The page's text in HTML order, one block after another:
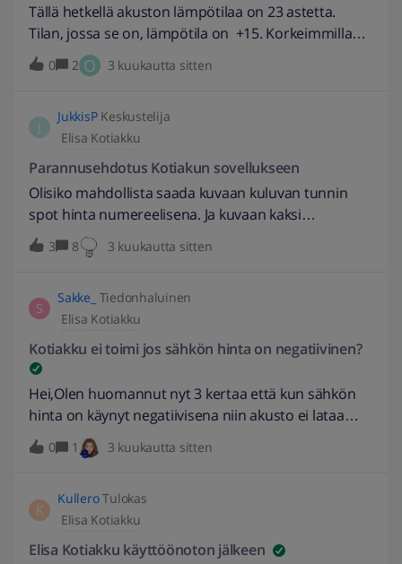
Tällä hetkellä akuston lämpötilaa on 23 astetta.
Tilan, jossa se on, lämpötila on +15. Korkeimmillaan
lämpötila on ollut 27 astetta. Lämpötila näkyy
sovelluksessa laitteen tiedoissa. Mikä akuston
kahdesti ollut lämpötilasta yhteydessä
asiakaspalveluun ja saanut vähän ristiriitaista tietoa.
Akustossa on ilmeisesti lämmittimet? Ja ne tietenkin
kuluttaa sähköä. Paljonko akuston toiminnat
kuluttavat sähköä? Keskustelin asiasta AinoIrmelin
kanssa ja se oli sitä mieltä, että Huawein akusto
kuluttaisi sähköä jopa 600-800 kWh vuodessa, joka
akkua paneelien tuottamasta sähköstä meni
myyntiin noin 1200 kWh. Jos akun kulutus on noin
ajatellusta hyödystä.
0 2 O 3 kuukautta sitten
JukkisP Keskustelija
Elisa Kotiakku
Parannusehdotus Kotiakun sovellukseen
Olisiko mahdollista saada kuvaan kuluvan tunnin
spot hinta numereelisena. Ja kuvaan kaksi
kuukauden keskihinta. Mikä päivittyy aina kun
vuorokausi vaihtuu. Helpottaa vertailua sähkön
5.5.2026 // Tarkennettu otsikkoa. -eepuska
3 8 3 kuukautta sitten
S
Sakke_ Tiedonhaluinen
Elisa Kotiakku
Kotiakku ei toimi jos sähkön hinta on negatiivinen?
Hei,Olen huomannut nyt 3 kertaa että kun sähkön
hinta on käynyt negatiivisena niin akusto ei lataa
akkua ja mikä pahinta akusto menee jumiin. Kun
sähkön hinta on negatiivinen niin akusto ei aloita
uudestaan vasta kun koko järjestelmästä käyttää
virrat pois ja käynnistää koko laitteiston uudestaan.
Esim eilen sähkön hinta kävi negatiivisena ja akku
0 1 3 kuukautta sitten
K
Kullero Tulokas
Elisa Kotiakku
Elisa Kotiakku käyttöönoton jälkeen